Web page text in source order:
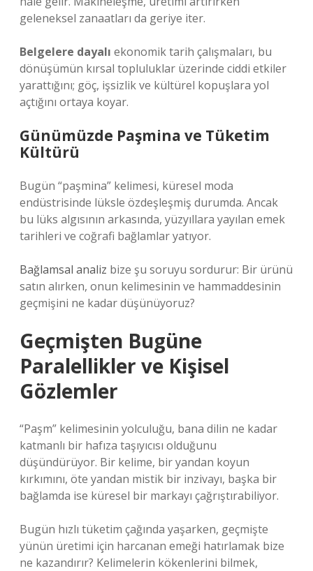
geleneksel zanaatları da geriye iter.
Belgelere dayalı ekonomik tarih çalışmaları, bu
dönüşümün kırsal topluluklar üzerinde ciddi etkiler
yarattığını; göç, işsizlik ve kültürel kopuşlara yol
açtığını ortaya koyar.
Günümüzde Paşmina ve Tüketim
Kültürü
Bugün “paşmina” kelimesi, küresel moda
endüstrisinde lüksle özdeşleşmiş durumda. Ancak
bu lüks algısının arkasında, yüzyıllara yayılan emek
tarihleri ve coğrafi bağlamlar yatıyor.
Bağlamsal analiz bize şu soruyu sordurur: Bir ürünü
satın alırken, onun kelimesinin ve hammaddesinin
geçmişini ne kadar düşünüyoruz?
Geçmişten Bugüne
Paralellikler ve Kişisel
Gözlemler
“Paşm” kelimesinin yolculuğu, bana dilin ne kadar
katmanlı bir hafıza taşıyıcısı olduğunu
düşündürüyor. Bir kelime, bir yandan koyun
kırkımını, öte yandan mistik bir inzivayı, başka bir
bağlamda ise küresel bir markayı çağrıştırabiliyor.
Bugün hızlı tüketim çağında yaşarken, geçmişte
yünün üretimi için harcanan emeği hatırlamak bize
ne kazandırır? Kelimelerin kökenlerini bilmek,